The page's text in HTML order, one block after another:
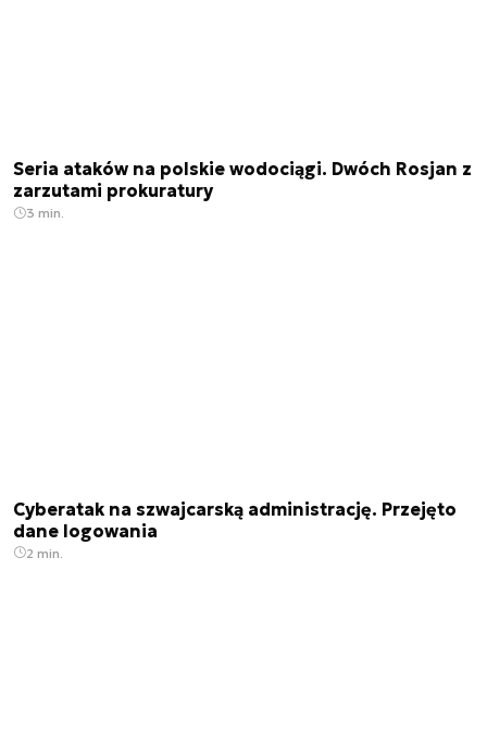
Seria ataków na polskie wodociągi. Dwóch Rosjan z
zarzutami prokuratury
3 min.
Cyberatak na szwajcarską administrację. Przejęto
dane logowania
2 min.